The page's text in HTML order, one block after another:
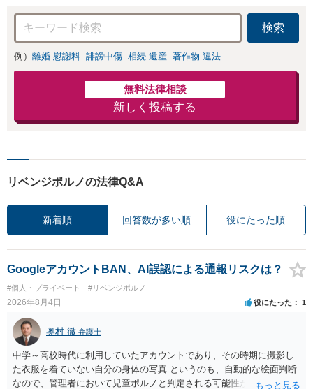
検索
例） 離婚 慰謝料 誹謗中傷 相続 遺産 著作物 違法
無料法律相談
新しく投稿する
リベンジポルノの法律Q&A
新着順 回答数が多い順 役にたった順
GoogleアカウントBAN、AI誤認による通報リスクは？
#個人・プライベート #リベンジポルノ
2026年8月4日 役にたった 1
奥村 徹 弁護士
中学～高校時代に利用していたアカウントであり、その時期に撮影し
た衣服を着ていない自分の身体の写真 というのも、自動的な絵面判断
なので、管理者において児童ポルノと判定される可能性があります。